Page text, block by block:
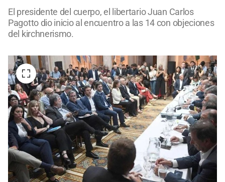
El presidente del cuerpo, el libertario Juan Carlos
Pagotto dio inicio al encuentro a las 14 con objeciones
del kirchnerismo.